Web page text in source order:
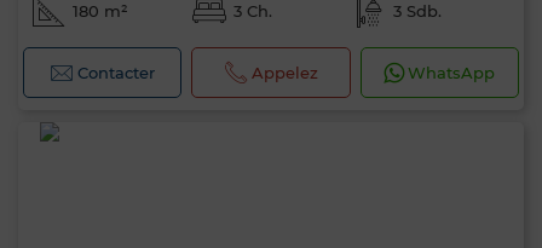
180 m² 3 Ch. 3 Sdb.
Contacter Appelez WhatsApp